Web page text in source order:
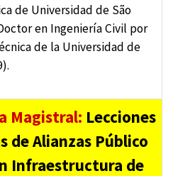
de Universidad de São
en Ingeniería Civil por
de la Universidad de
Magistral: Lecciones
de Alianzas Público
Infraestructura de